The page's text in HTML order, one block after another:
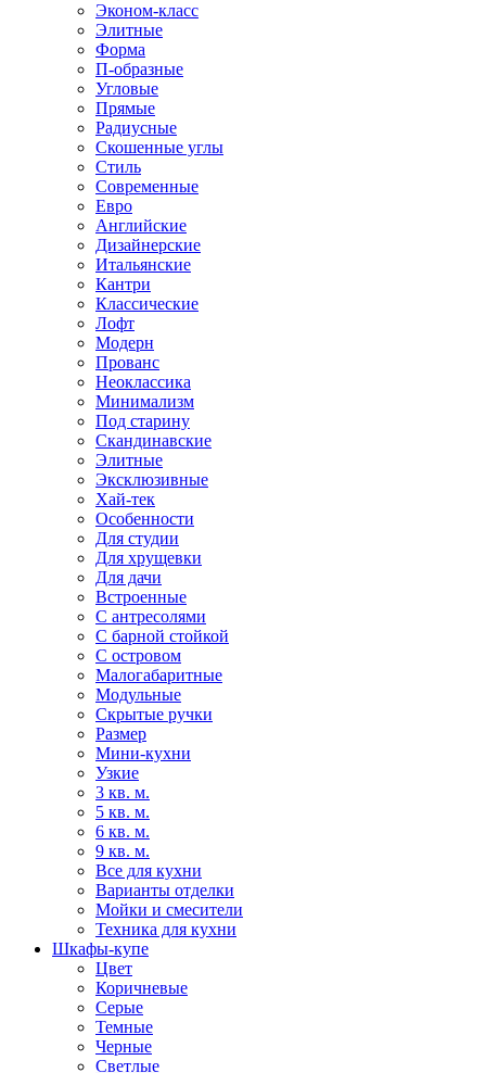
Эконом-класс
Элитные
Форма
П-образные
Угловые
Прямые
Радиусные
Скошенные углы
Стиль
Современные
Евро
Английские
Дизайнерские
Итальянские
Кантри
Классические
Лофт
Модерн
Прованс
Неоклассика
Минимализм
Под старину
Скандинавские
Элитные
Эксклюзивные
Хай-тек
Особенности
Для студии
Для хрущевки
Для дачи
Встроенные
С антресолями
С барной стойкой
С островом
Малогабаритные
Модульные
Скрытые ручки
Размер
Мини-кухни
Узкие
3 кв. м.
5 кв. м.
6 кв. м.
9 кв. м.
Все для кухни
Варианты отделки
Мойки и смесители
Техника для кухни
Шкафы-купе
Цвет
Коричневые
Серые
Темные
Черные
Светлые